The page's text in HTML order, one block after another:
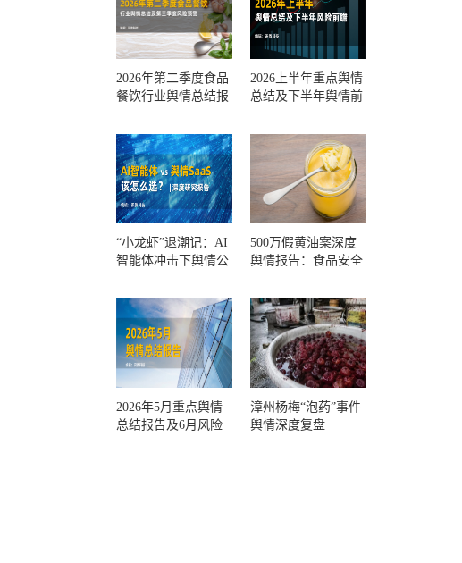
2026年第二季度食品
餐饮行业舆情总结报
测
2026上半年重点舆情
总结及下半年舆情前
“小龙虾”退潮记：AI
智能体冲击下舆情公
500万假黄油案深度
舆情报告：食品安全
一环？
2026年5月重点舆情
总结报告及6月风险
漳州杨梅“泡药”事件
舆情深度复盘